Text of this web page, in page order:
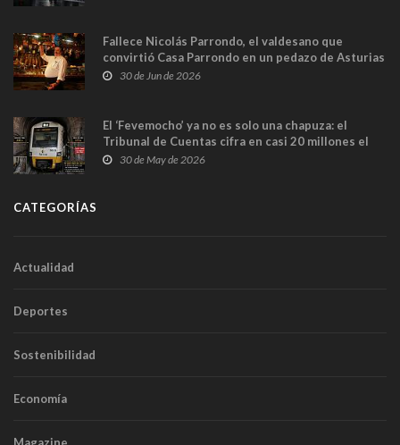
Fallece Nicolás Parrondo, el valdesano que
convirtió Casa Parrondo en un pedazo de Asturias
en Madrid
30 de Jun de 2026
El ‘Fevemocho’ ya no es solo una chapuza: el
Tribunal de Cuentas cifra en casi 20 millones el
sobrecoste de los trenes que no cabían por los
30 de May de 2026
CATEGORÍAS
Actualidad
Deportes
Sostenibilidad
Economía